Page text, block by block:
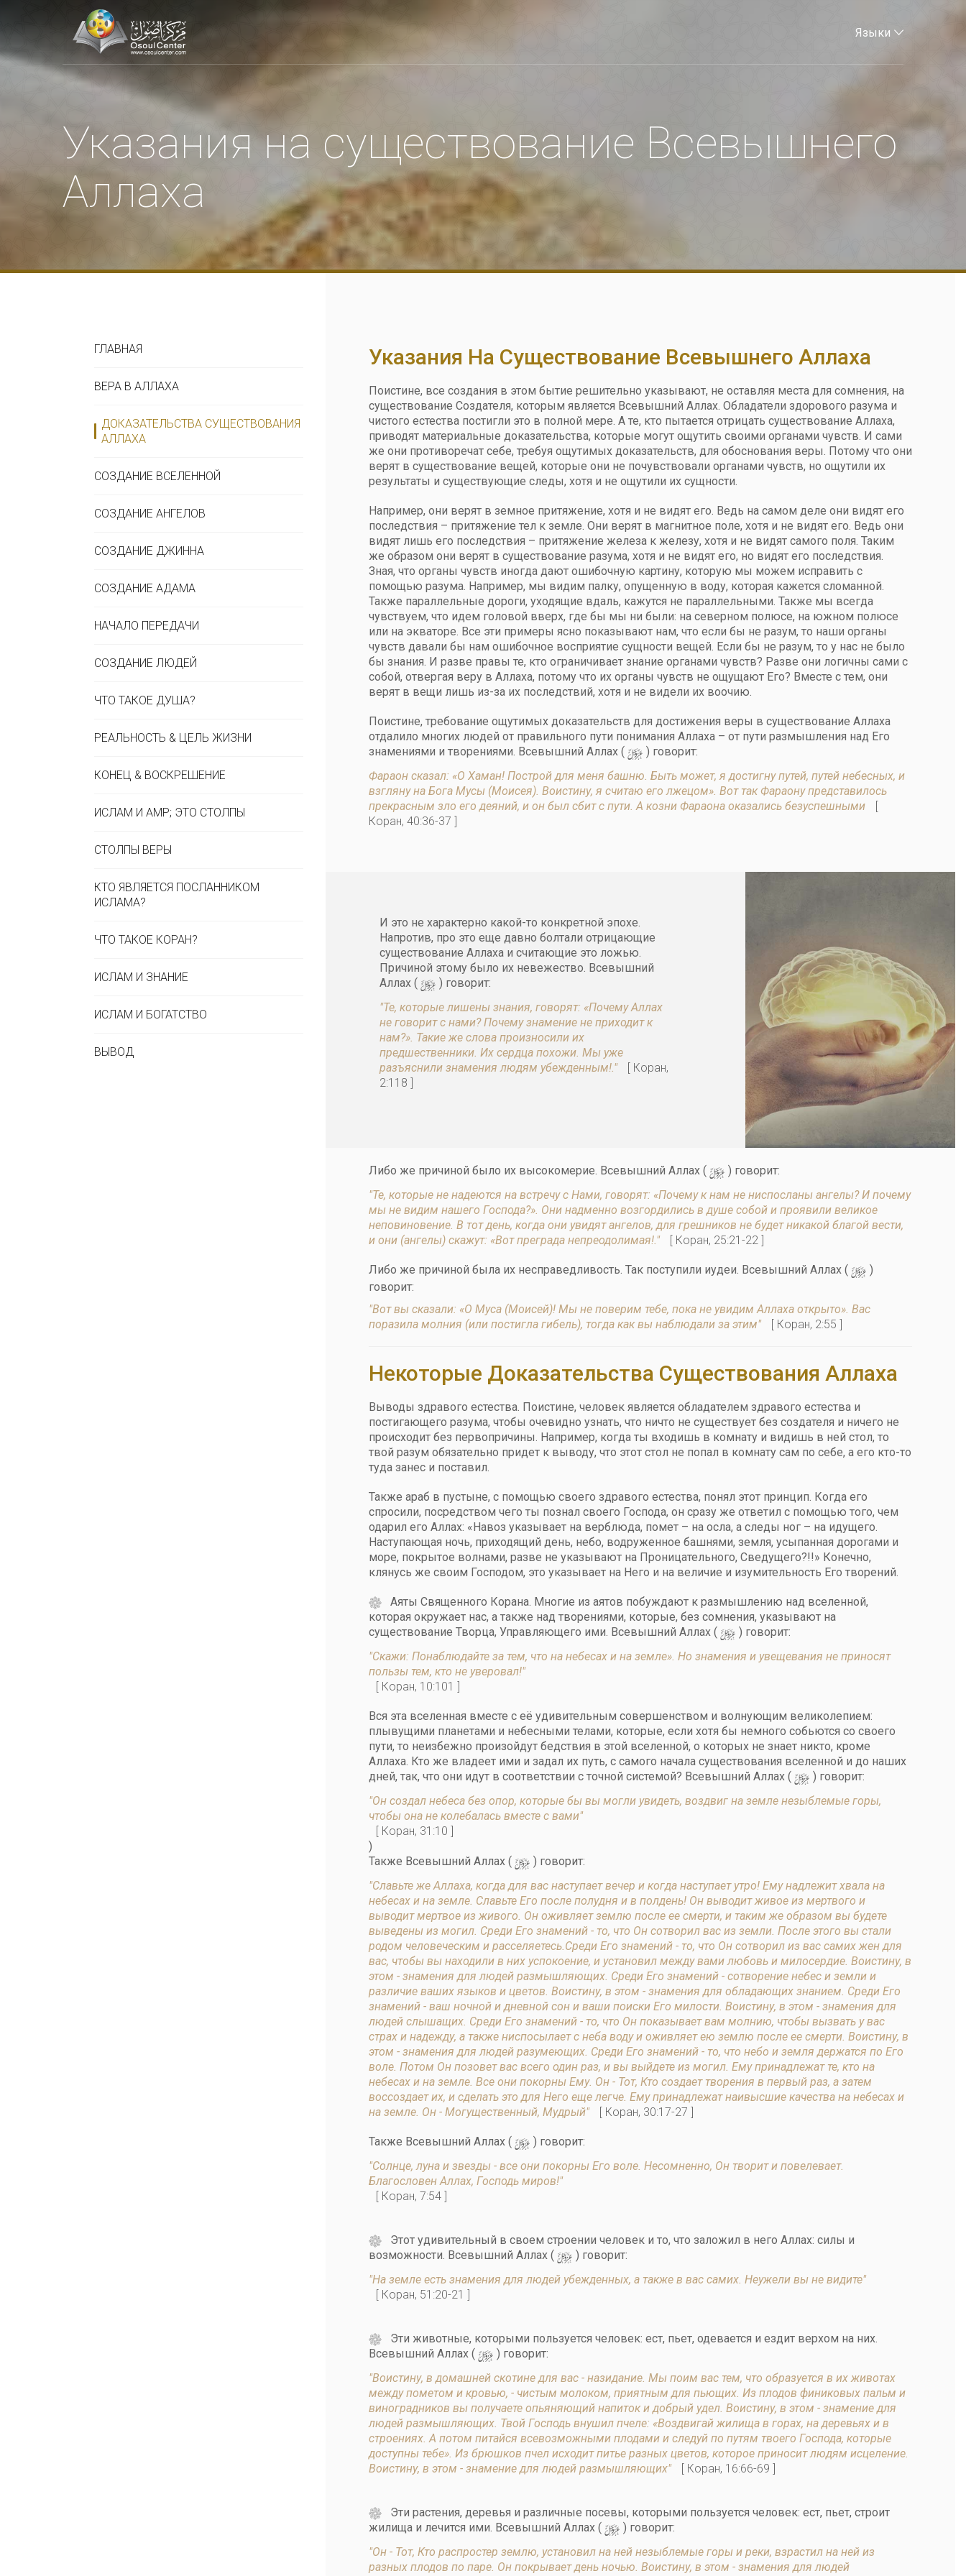
Языки
Указания на существование Всевышнего
Аллаха
ГЛАВНАЯ
ВЕРА В АЛЛАХА
ДОКАЗАТЕЛЬСТВА СУЩЕСТВОВАНИЯ
АЛЛАХА
СОЗДАНИЕ ВСЕЛЕННОЙ
СОЗДАНИЕ АНГЕЛОВ
СОЗДАНИЕ ДЖИННА
СОЗДАНИЕ АДАМА
НАЧАЛО ПЕРЕДАЧИ
СОЗДАНИЕ ЛЮДЕЙ
ЧТО ТАКОЕ ДУША?
РЕАЛЬНОСТЬ & ЦЕЛЬ ЖИЗНИ
КОНЕЦ & ВОСКРЕШЕНИЕ
ИСЛАМ И AMP; ЭТО СТОЛПЫ
СТОЛПЫ ВЕРЫ
КТО ЯВЛЯЕТСЯ ПОСЛАННИКОМ
ИСЛАМА?
ЧТО ТАКОЕ КОРАН?
ИСЛАМ И ЗНАНИЕ
ИСЛАМ И БОГАТСТВО
ВЫВОД
Указания На Существование Всевышнего Аллаха
Поистине, все создания в этом бытие решительно указывают, не оставляя места для сомнения, на
существование Создателя, которым является Всевышний Аллах. Обладатели здорового разума и
чистого естества постигли это в полной мере. А те, кто пытается отрицать существование Аллаха,
приводят материальные доказательства, которые могут ощутить своими органами чувств. И сами
же они противоречат себе, требуя ощутимых доказательств, для обоснования веры. Потому что они
верят в существование вещей, которые они не почувствовали органами чувств, но ощутили их
результаты и существующие следы, хотя и не ощутили их сущности.
Например, они верят в земное притяжение, хотя и не видят его. Ведь на самом деле они видят его
последствия – притяжение тел к земле. Они верят в магнитное поле, хотя и не видят его. Ведь они
видят лишь его последствия – притяжение железа к железу, хотя и не видят самого поля. Таким
же образом они верят в существование разума, хотя и не видят его, но видят его последствия.
Зная, что органы чувств иногда дают ошибочную картину, которую мы можем исправить с
помощью разума. Например, мы видим палку, опущенную в воду, которая кажется сломанной.
Также параллельные дороги, уходящие вдаль, кажутся не параллельными. Также мы всегда
чувствуем, что идем головой вверх, где бы мы ни были: на северном полюсе, на южном полюсе
или на экваторе. Все эти примеры ясно показывают нам, что если бы не разум, то наши органы
чувств давали бы нам ошибочное восприятие сущности вещей. Если бы не разум, то у нас не было
бы знания. И разве правы те, кто ограничивает знание органами чувств? Разве они логичны сами с
собой, отвергая веру в Аллаха, потому что их органы чувств не ощущают Его? Вместе с тем, они
верят в вещи лишь из-за их последствий, хотя и не видели их воочию.
Поистине, требование ощутимых доказательств для достижения веры в существование Аллаха
отдалило многих людей от правильного пути понимания Аллаха – от пути размышления над Его
знамениями и творениями. Всевышний Аллах ( y ) говорит:
Фараон сказал: «О Хаман! Построй для меня башню. Быть может, я достигну путей, путей небесных, и
взгляну на Бога Мусы (Моисея). Воистину, я считаю его лжецом». Вот так Фараону представилось
прекрасным зло его деяний, и он был сбит с пути. А козни Фараона оказались безуспешными
[
Коран, 40:36-37 ]
И это не характерно какой-то конкретной эпохе.
Напротив, про это еще давно болтали отрицающие
существование Аллаха и считающие это ложью.
Причиной этому было их невежество. Всевышний
Аллах ( y ) говорит:
"Те, которые лишены знания, говорят: «Почему Аллах
не говорит с нами? Почему знамение не приходит к
нам?». Такие же слова произносили их
предшественники. Их сердца похожи. Мы уже
разъяснили знамения людям убежденным!."
[ Коран,
2:118 ]
Либо же причиной было их высокомерие. Всевышний Аллах ( y ) говорит:
"Те, которые не надеются на встречу с Нами, говорят: «Почему к нам не ниспосланы ангелы? И почему
мы не видим нашего Господа?». Они надменно возгордились в душе собой и проявили великое
неповиновение. В тот день, когда они увидят ангелов, для грешников не будет никакой благой вести,
и они (ангелы) скажут: «Вот преграда непреодолимая!."
[ Коран, 25:21-22 ]
Либо же причиной была их несправедливость. Так поступили иудеи. Всевышний Аллах ( y )
говорит:
"Вот вы сказали: «О Муса (Моисей)! Мы не поверим тебе, пока не увидим Аллаха открыто». Вас
поразила молния (или постигла гибель), тогда как вы наблюдали за этим"
[ Коран, 2:55 ]
Некоторые Доказательства Существования Аллаха
Выводы здравого естества. Поистине, человек является обладателем здравого естества и
постигающего разума, чтобы очевидно узнать, что ничто не существует без создателя и ничего не
происходит без первопричины. Например, когда ты входишь в комнату и видишь в ней стол, то
твой разум обязательно придет к выводу, что этот стол не попал в комнату сам по себе, а его кто-то
туда занес и поставил.
Также араб в пустыне, с помощью своего здравого естества, понял этот принцип. Когда его
спросили, посредством чего ты познал своего Господа, он сразу же ответил с помощью того, чем
одарил его Аллах: «Навоз указывает на верблюда, помет – на осла, а следы ног – на идущего.
Наступающая ночь, приходящий день, небо, водруженное башнями, земля, усыпанная дорогами и
море, покрытое волнами, разве не указывают на Проницательного, Сведущего?!!» Конечно,
клянусь же своим Господом, это указывает на Него и на величие и изумительность Его творений.
Аяты Священного Корана. Многие из аятов побуждают к размышлению над вселенной,
которая окружает нас, а также над творениями, которые, без сомнения, указывают на
существование Творца, Управляющего ими. Всевышний Аллах ( y ) говорит:
"Скажи: Понаблюдайте за тем, что на небесах и на земле». Но знамения и увещевания не приносят
пользы тем, кто не уверовал!"
[ Коран, 10:101 ]
Вся эта вселенная вместе с её удивительным совершенством и волнующим великолепием:
плывущими планетами и небесными телами, которые, если хотя бы немного собьются со своего
пути, то неизбежно произойдут бедствия в этой вселенной, о которых не знает никто, кроме
Аллаха. Кто же владеет ими и задал их путь, с самого начала существования вселенной и до наших
дней, так, что они идут в соответствии с точной системой? Всевышний Аллах ( y ) говорит:
"Он создал небеса без опор, которые бы вы могли увидеть, воздвиг на земле незыблемые горы,
чтобы она не колебалась вместе с вами"
[ Коран, 31:10 ]
)
Также Всевышний Аллах ( y ) говорит:
"Славьте же Аллаха, когда для вас наступает вечер и когда наступает утро! Ему надлежит хвала на
небесах и на земле. Славьте Его после полудня и в полдень! Он выводит живое из мертвого и
выводит мертвое из живого. Он оживляет землю после ее смерти, и таким же образом вы будете
выведены из могил. Среди Его знамений - то, что Он сотворил вас из земли. После этого вы стали
родом человеческим и расселяетесь.Среди Его знамений - то, что Он сотворил из вас самих жен для
вас, чтобы вы находили в них успокоение, и установил между вами любовь и милосердие. Воистину, в
этом - знамения для людей размышляющих. Среди Его знамений - сотворение небес и земли и
различие ваших языков и цветов. Воистину, в этом - знамения для обладающих знанием. Среди Его
знамений - ваш ночной и дневной сон и ваши поиски Его милости. Воистину, в этом - знамения для
людей слышащих. Среди Его знамений - то, что Он показывает вам молнию, чтобы вызвать у вас
страх и надежду, а также ниспосылает с неба воду и оживляет ею землю после ее смерти. Воистину, в
этом - знамения для людей разумеющих. Среди Его знамений - то, что небо и земля держатся по Его
воле. Потом Он позовет вас всего один раз, и вы выйдете из могил. Ему принадлежат те, кто на
небесах и на земле. Все они покорны Ему. Он - Тот, Кто создает творения в первый раз, а затем
воссоздает их, и сделать это для Него еще легче. Ему принадлежат наивысшие качества на небесах и
на земле. Он - Могущественный, Мудрый"
[ Коран, 30:17-27 ]
Также Всевышний Аллаx ( y ) говорит:
"Солнце, луна и звезды - все они покорны Его воле. Несомненно, Он творит и повелевает.
Благословен Аллах, Господь миров!"
[ Коран, 7:54 ]
Этот удивительный в своем строении человек и то, что заложил в него Аллах: силы и
возможности. Всевышний Аллах ( y ) говорит:
"На земле есть знамения для людей убежденных, а также в вас самих. Неужели вы не видите"
[ Коран, 51:20-21 ]
Эти животные, которыми пользуется человек: ест, пьет, одевается и ездит верхом на них.
Всевышний Аллах ( y ) говорит:
"Воистину, в домашней скотине для вас - назидание. Мы поим вас тем, что образуется в их животах
между пометом и кровью, - чистым молоком, приятным для пьющих. Из плодов финиковых пальм и
виноградников вы получаете опьяняющий напиток и добрый удел. Воистину, в этом - знамение для
людей размышляющих. Твой Господь внушил пчеле: «Воздвигай жилища в горах, на деревьях и в
строениях. А потом питайся всевозможными плодами и следуй по путям твоего Господа, которые
доступны тебе». Из брюшков пчел исходит питье разных цветов, которое приносит людям исцеление.
Воистину, в этом - знамение для людей размышляющих"
[ Коран, 16:66-69 ]
Эти растения, деревья и различные посевы, которыми пользуется человек: ест, пьет, строит
жилища и лечится ими. Всевышний Аллах ( y ) говорит:
"Он - Тот, Кто распростер землю, установил на ней незыблемые горы и реки, взрастил на ней из
разных плодов по паре. Он покрывает день ночью. Воистину, в этом - знамения для людей